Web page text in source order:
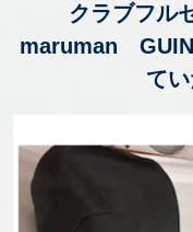
クラブフ
maruman
てい